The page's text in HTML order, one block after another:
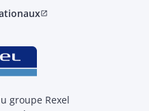
open_in_new
groupe Rexel